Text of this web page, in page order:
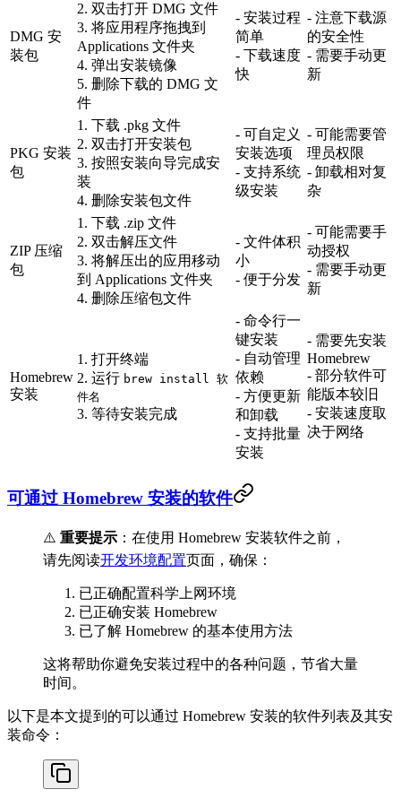
DMG 安
装包
2. 双击打开 DMG 文件
3. 将应用程序拖拽到
Applications 文件夹
4. 弹出安装镜像
5. 删除下载的 DMG 文
件
- 安装过程
简单
- 下载速度
快
- 注意下载源
的安全性
- 需要手动更
新
PKG 安装
包
1. 下载 .pkg 文件
2. 双击打开安装包
3. 按照安装向导完成安
装
4. 删除安装包文件
- 可自定义
安装选项
- 支持系统
级安装
- 可能需要管
理员权限
- 卸载相对复
杂
ZIP 压缩
包
1. 下载 .zip 文件
2. 双击解压文件
3. 将解压出的应用移动
到 Applications 文件夹
4. 删除压缩包文件
- 文件体积
小
- 便于分发
- 可能需要手
动授权
- 需要手动更
新
Homebrew
安装
1. 打开终端
2. 运行 brew install 软
件名
3. 等待安装完成
- 命令行一
键安装
- 自动管理
依赖
- 方便更新
和卸载
- 支持批量
安装
- 需要先安装
Homebrew
- 部分软件可
能版本较旧
- 安装速度取
决于网络
可通过 Homebrew 安装的软件
⚠️ 重要提示 ：在使用 Homebrew 安装软件之前，
请先阅读开发环境配置页面，确保：
已正确配置科学上网环境
已正确安装 Homebrew
已了解 Homebrew 的基本使用方法
这将帮助你避免安装过程中的各种问题，节省大量
时间。
以下是本文提到的可以通过 Homebrew 安装的软件列表及其安
装命令：